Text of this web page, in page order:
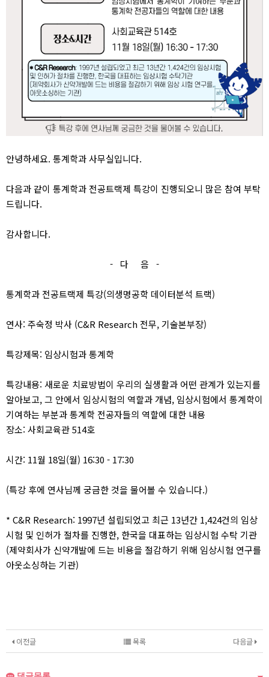
안녕하세요. 통계학과 사무실입니다.
다음과 같이 통계학과 전공트랙제 특강이 진행되오니 많은 참여 부탁
드립니다.
감사합니다.
- 다 음 -
통계학과 전공트랙제 특강(의생명공학 데이터분석 트랙)
연사: 주숙정 박사 (C&R Research 전무, 기술본부장)
특강제목: 임상시험과 통계학
특강내용: 새로운 치료방법이 우리의 실생활과 어떤 관계가 있는지를
알아보고, 그 안에서 임상시험의 역할과 개념, 임상시험에서 통계학이
기여하는 부분과 통계학 전공자들의 역할에 대한 내용
장소: 사회교육관 514호
시간: 11월 18일(월) 16:30 - 17:30
(특강 후에 연사님께 궁금한 것을 물어볼 수 있습니다.)
* C&R Research: 1997년 설립되었고 최근 13년간 1,424건의 임상
시험 및 인허가 절차를 진행한, 한국을 대표하는 임상시험 수탁 기관
(제약회사가 신약개발에 드는 비용을 절감하기 위해 임상시험 연구를
아웃소싱하는 기관)
이전글 다음글
목록